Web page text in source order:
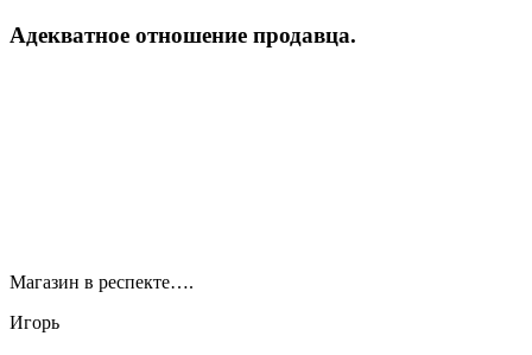
Адекватное отношение продавца.
Магазин в респекте….
Игорь